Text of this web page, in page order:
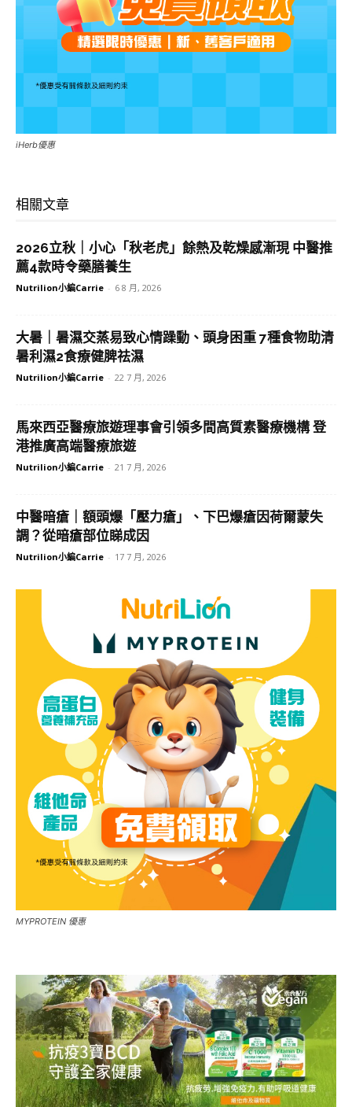
iHerb優惠
相關文章
2026立秋｜小心「秋老虎」餘熱及乾燥感漸現 中醫推
薦4款時令藥膳養生
Nutrilion小編Carrie - 6 8 月, 2026
大暑｜暑濕交蒸易致心情躁動、頭身困重 7種食物助清
暑利濕2食療健脾祛濕
Nutrilion小編Carrie - 22 7 月, 2026
馬來西亞醫療旅遊理事會引領多間高質素醫療機構 登
港推廣高端醫療旅遊
Nutrilion小編Carrie - 21 7 月, 2026
中醫暗瘡｜額頭爆「壓力瘡」、下巴爆瘡因荷爾蒙失
調？從暗瘡部位睇成因
Nutrilion小編Carrie - 17 7 月, 2026
MYPROTEIN 優惠